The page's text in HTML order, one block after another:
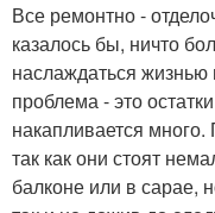
Все ремонтно -
казалось бы, ничто
наслаждаться
проблема - это
накапливается
так как они стоят
балконе или в сарае,